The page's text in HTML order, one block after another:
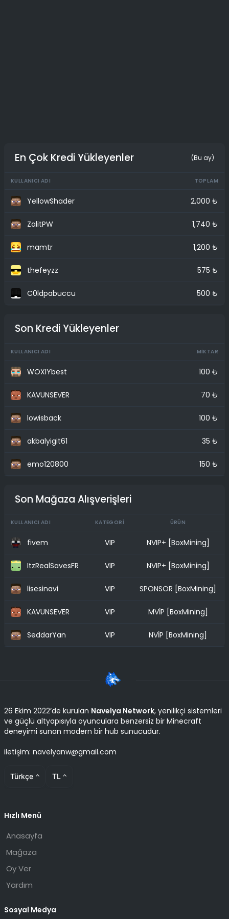
En Çok Kredi Yükleyenler (Bu ay)
KULLANICI ADI TOPLAM
YellowShader 2,000 ₺
ZalitPW 1,740 ₺
mamtr 1,200 ₺
thefeyzz 575 ₺
C0ldpabuccu 500 ₺
Son Kredi Yükleyenler
KULLANICI ADI MIKTAR
WOXIYbest 100 ₺
KAVUNSEVER 70 ₺
lowisback 100 ₺
akbalyigit61 35 ₺
emo120800 150 ₺
Son Mağaza Alışverişleri
KULLANICI ADI KATEGORI ÜRÜN
fivem VIP NVIP+ [BoxMining]
ItzRealSavesFR VIP NVIP+ [BoxMining]
lisesinavi VIP SPONSOR [BoxMining]
KAVUNSEVER VIP MVİP [BoxMining]
SeddarYan VIP NVİP [BoxMining]
26 Ekim 2022’de kurulan Navelya Network, yenilikçi sistemleri
ve güçlü altyapısıyla oyunculara benzersiz bir Minecraft
deneyimi sunan modern bir hub sunucudur.
iletişim: navelyanw@gmail.com
Türkçe TL
Hızlı Menü
Anasayfa
Mağaza
Oy Ver
Yardım
Sosyal Medya